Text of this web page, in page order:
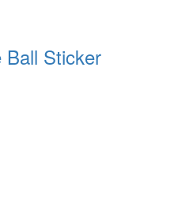
Ball Sticker